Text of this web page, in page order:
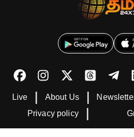
Live About Us
Privacy policy